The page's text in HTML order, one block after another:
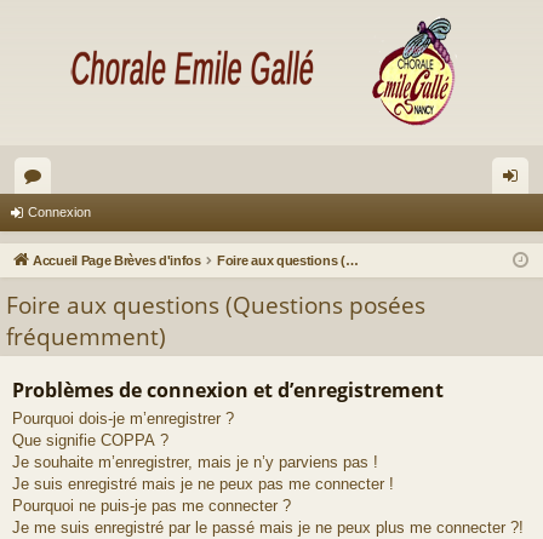
or
u ne
Connexion
Accueil Page Brèves d'infos Foire aux questions (Questions posées fréquemment)
Foire aux questions (Questions posées
fréquemment)
Problèmes de connexion et d’enregistrement
Pourquoi dois-je m’enregistrer ?
Que signifie COPPA ?
Je souhaite m’enregistrer, mais je n’y parviens pas !
Je suis enregistré mais je ne peux pas me connecter !
Pourquoi ne puis-je pas me connecter ?
Je me suis enregistré par le passé mais je ne peux plus me connecter ?!